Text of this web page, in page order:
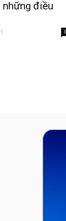
những điều